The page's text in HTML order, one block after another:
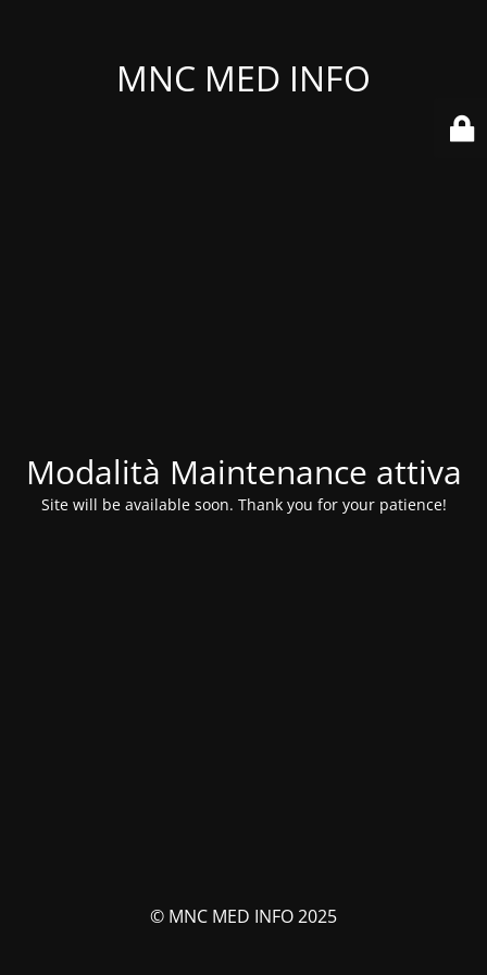
MNC MED INFO
Modalità Maintenance attiva
Site will be available soon. Thank you for your patience!
© MNC MED INFO 2025